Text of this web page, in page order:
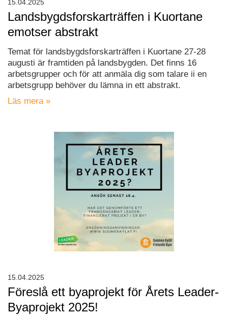
Landsbygdsforskarträffen i Kuortane
emotser abstrakt
Temat för landsbygdsforskarträffen i Kuortane 27-28
augusti är framtiden på landsbygden. Det finns 16
arbetsgrupper och för att anmäla dig som talare ii en
arbetsgrupp behöver du lämna in ett abstrakt.
Läs mera »
15.04.2025
Föreslå ett byaprojekt för Årets Leader-
Byaprojekt 2025!
15.04.2025